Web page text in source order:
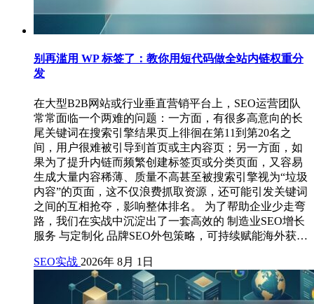
别再滥用 WP 标签了：教你用短代码做全站内链权重分
发
在大型B2B网站或行业垂直营销平台上，SEO运营团队
常常面临一个两难的问题：一方面，有很多高意向的长
尾关键词在搜索引擎结果页上徘徊在第11到第20名之
间，用户很难被引导到首页或主内容页；另一方面，如
果为了提升内链而频繁创建标签页或分类页面，又容易
生成大量内容稀薄、质量不高甚至被搜索引擎视为“垃圾
内容”的页面，这不仅浪费抓取资源，还可能引发关键词
之间的互相抢夺，影响整体排名。 为了帮助企业少走弯
路，我们在实战中沉淀出了一套高效的 制造业SEO增长
服务 与定制化 品牌SEO外包策略，可持续赋能海外获…
SEO实战 2026年 8月 1日